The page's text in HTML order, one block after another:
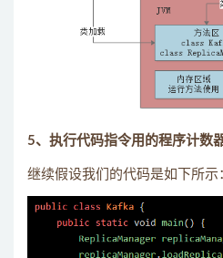
5、执行代码指令用的程序计数
继续假设我们的代码是如下所示